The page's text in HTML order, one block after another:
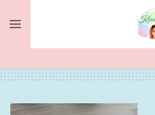
direct
hoofdinhoud